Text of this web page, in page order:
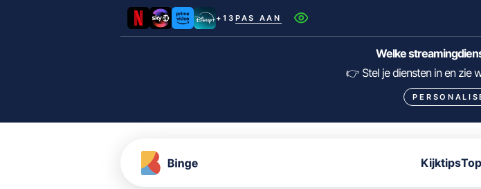
+13 PAS AAN
Netflix SkyShowtime
HBO Max
Welke
👉 Stel je diensten in en zie
Kijktips